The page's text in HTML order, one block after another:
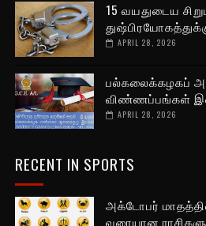
15 வயதுடைய
APRIL 28, 2026
பல்கலைக்கழகப்
விண்ணப்பங்கள்
APRIL 28, 2026
RECENT IN SPORTS
அக்டோபர்
வரையான